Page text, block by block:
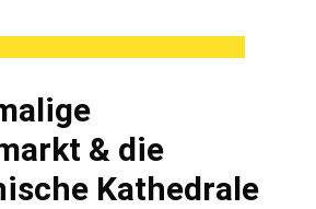
& die
Kathedrale